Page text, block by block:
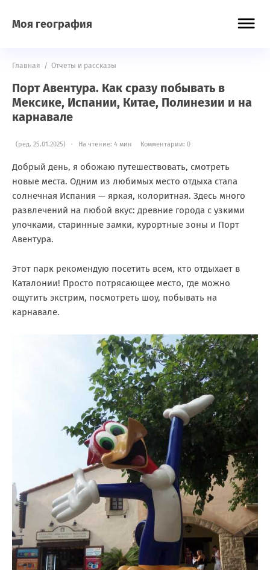
Моя география
Главная / Отчеты и рассказы
Порт Авентура. Как сразу побывать в
Мексике, Испании, Китае, Полинезии и на
карнавале
(ред. 25.01.2025) · На чтение: 4 мин Комментарии: 0
Добрый день, я обожаю путешествовать, смотреть
новые места. Одним из любимых место отдыха стала
солнечная Испания — яркая, колоритная. Здесь много
развлечений на любой вкус: древние города с узкими
улочками, старинные замки, курортные зоны и Порт
Авентура.
Этот парк рекомендую посетить всем, кто отдыхает в
Каталонии! Просто потрясающее место, где можно
ощутить экстрим, посмотреть шоу, побывать на
карнавале.